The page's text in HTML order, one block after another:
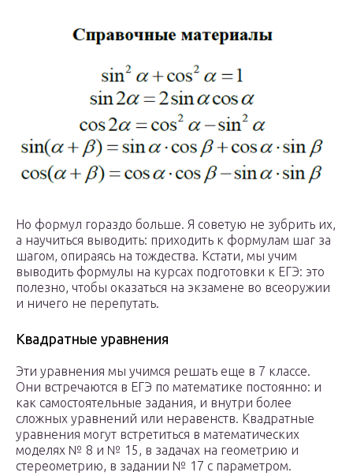
Но формул гораздо больше. Я советую не зубрить их,
а научиться выводить: приходить к формулам шаг за
шагом, опираясь на тождества. Кстати, мы учим
выводить формулы на курсах подготовки к ЕГЭ: это
полезно, чтобы оказаться на экзамене во всеоружии
и ничего не перепутать.
Квадратные уравнения
Эти уравнения мы учимся решать еще в 7 классе.
Они встречаются в ЕГЭ по математике постоянно: и
как самостоятельные задания, и внутри более
сложных уравнений или неравенств. Квадратные
уравнения могут встретиться в математических
моделях № 8 и № 15, в задачах на геометрию и
стереометрию, в задании № 17 с параметром.